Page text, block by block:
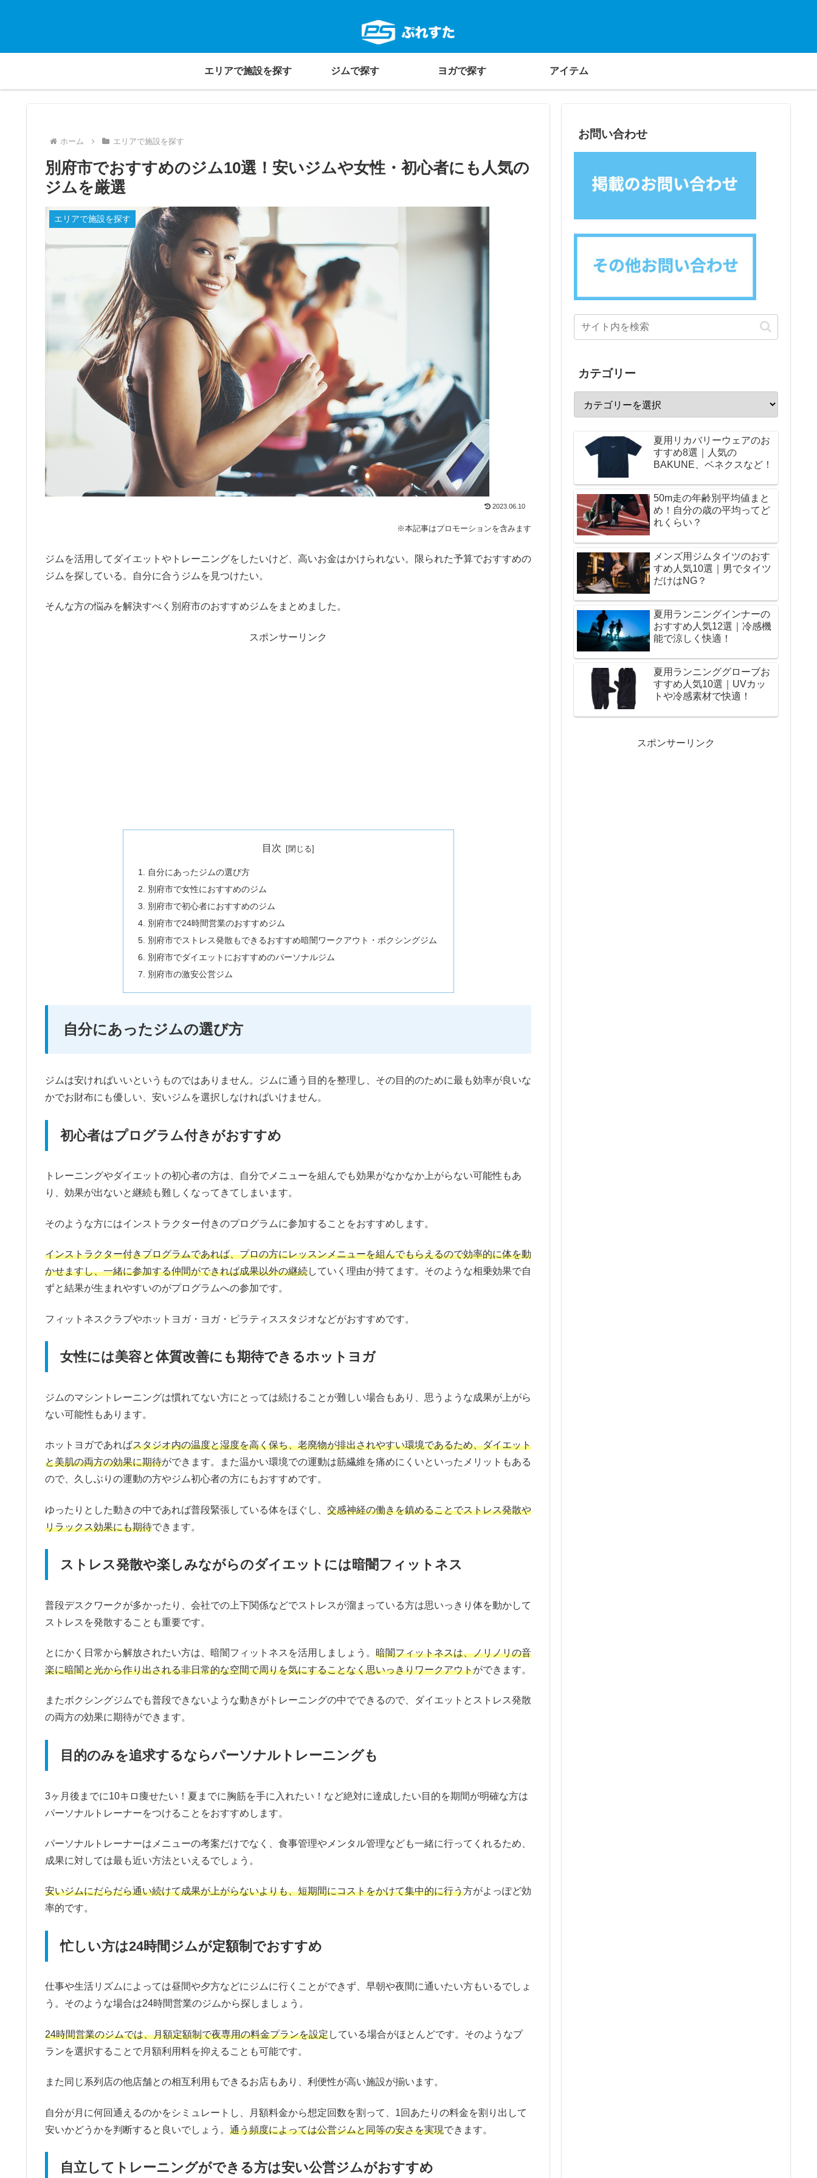
エリアで施設を探す ジムで探す ヨガで探す アイテム
ホーム エリアで施設を探す
別府市でおすすめのジム10選！安いジムや女性・初心者にも人気の
ジムを厳選
エリアで施設を探す
2023.06.10
※本記事はプロモーションを含みます
ジムを活用してダイエットやトレーニングをしたいけど、高いお金はかけられない。限られた予算でおすすめの
ジムを探している。自分に合うジムを見つけたい。
そんな方の悩みを解決すべく別府市のおすすめジムをまとめました。
スポンサーリンク
目次
自分にあったジムの選び方
別府市で女性におすすめのジム
別府市で初心者におすすめのジム
別府市で24時間営業のおすすめジム
別府市でストレス発散もできるおすすめ暗闇ワークアウト・ボクシングジム
別府市でダイエットにおすすめのパーソナルジム
別府市の激安公営ジム
自分にあったジムの選び方
ジムは安ければいいというものではありません。ジムに通う目的を整理し、その目的のために最も効率が良いな
かでお財布にも優しい、安いジムを選択しなければいけません。
初心者はプログラム付きがおすすめ
トレーニングやダイエットの初心者の方は、自分でメニューを組んでも効果がなかなか上がらない可能性もあ
り、効果が出ないと継続も難しくなってきてしまいます。
そのような方にはインストラクター付きのプログラムに参加することをおすすめします。
インストラクター付きプログラムであれば、プロの方にレッスンメニューを組んでもらえるので効率的に体を動
かせますし、一緒に参加する仲間ができれば成果以外の継続していく理由が持てます。そのような相乗効果で自
ずと結果が生まれやすいのがプログラムへの参加です。
フィットネスクラブやホットヨガ・ヨガ・ピラティススタジオなどがおすすめです。
女性には美容と体質改善にも期待できるホットヨガ
ジムのマシントレーニングは慣れてない方にとっては続けることが難しい場合もあり、思うような成果が上がら
ない可能性もあります。
ホットヨガであればスタジオ内の温度と湿度を高く保ち、老廃物が排出されやすい環境であるため、ダイエット
と美肌の両方の効果に期待ができます。また温かい環境での運動は筋繊維を痛めにくいといったメリットもある
ので、久しぶりの運動の方やジム初心者の方にもおすすめです。
ゆったりとした動きの中であれば普段緊張している体をほぐし、 交感神経の働きを鎮めることでストレス発散や
リラックス効果にも期待できます。
ストレス発散や楽しみながらのダイエットには暗闇フィットネス
普段デスクワークが多かったり、会社での上下関係などでストレスが溜まっている方は思いっきり体を動かして
ストレスを発散することも重要です。
とにかく日常から解放されたい方は、暗闇フィットネスを活用しましょう。 暗闇フィットネスは、ノリノリの音
楽に暗闇と光から作り出される非日常的な空間で周りを気にすることなく思いっきりワークアウトができます。
またボクシングジムでも普段できないような動きがトレーニングの中でできるので、ダイエットとストレス発散
の両方の効果に期待ができます。
目的のみを追求するならパーソナルトレーニングも
3ヶ月後までに10キロ痩せたい！夏までに胸筋を手に入れたい！など絶対に達成したい目的を期間が明確な方は
パーソナルトレーナーをつけることをおすすめします。
パーソナルトレーナーはメニューの考案だけでなく、食事管理やメンタル管理なども一緒に行ってくれるため、
成果に対しては最も近い方法といえるでしょう。
安いジムにだらだら通い続けて成果が上がらないよりも、短期間にコストをかけて集中的に行う方がよっぽど効
率的です。
忙しい方は24時間ジムが定額制でおすすめ
仕事や生活リズムによっては昼間や夕方などにジムに行くことができず、早朝や夜間に通いたい方もいるでしょ
う。そのような場合は24時間営業のジムから探しましょう。
24時間営業のジムでは、月額定額制で夜専用の料金プランを設定している場合がほとんどです。そのようなプ
ランを選択することで月額利用料を抑えることも可能です。
また同じ系列店の他店舗との相互利用もできるお店もあり、利便性が高い施設が揃います。
自分が月に何回通えるのかをシミュレートし、月額料金から想定回数を割って、1回あたりの料金を割り出して
安いかどうかを判断すると良いでしょう。 通う頻度によっては公営ジムと同等の安さを実現できます。
自立してトレーニングができる方は安い公営ジムがおすすめ
お問い合わせ
カテゴリー
夏用リカバリーウェアのお
すすめ8選｜人気の
BAKUNE、ベネクスなど！
50m走の年齢別平均値まと
め！自分の歳の平均ってど
れくらい？
メンズ用ジムタイツのおす
すめ人気10選｜男でタイツ
だけはNG？
夏用ランニングインナーの
おすすめ人気12選｜冷感機
能で涼しく快適！
夏用ランニンググローブお
すすめ人気10選｜UVカッ
トや冷感素材で快適！
スポンサーリンク